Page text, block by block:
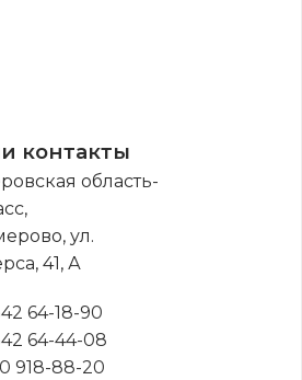
контакты
область-
ул.
41, А
64-18-90
64-44-08
918-88-20